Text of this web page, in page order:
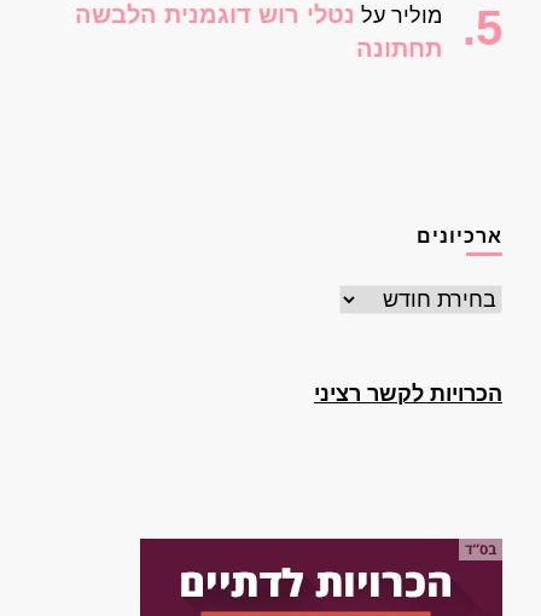
מוליר על נטלי רוש דוגמנית הלבשה
תחתונה
ארכיונים
ארכיונים
הכרויות לקשר רציני